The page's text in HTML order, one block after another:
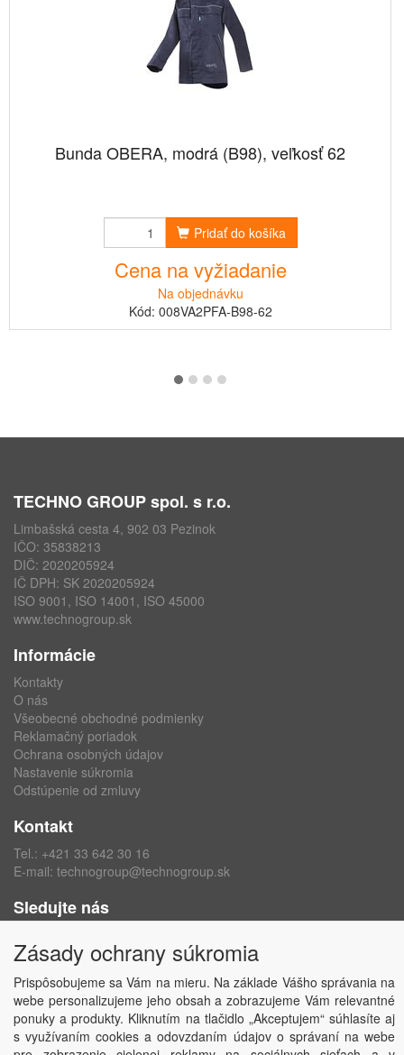
Bunda OBERA, modrá (B98), veľkosť 62
Pridať do košíka
Cena na vyžiadanie
Na objednávku
Kód: 008VA2PFA-B98-62
TECHNO GROUP spol. s r.o.
Limbašská cesta 4, 902 03 Pezinok
IČO: 35838213
DIČ: 2020205924
IČ DPH: SK 2020205924
ISO 9001, ISO 14001, ISO 45000
www.technogroup.sk
Informácie
Kontakty
O nás
Všeobecné obchodné podmienky
Reklamačný poriadok
Ochrana osobných údajov
Nastavenie súkromia
Odstúpenie od zmluvy
Kontakt
Tel.: +421 33 642 30 16
E-mail: technogroup@technogroup.sk
Sledujte nás
Instagram
Copyright © TECHNO GROUP spol. s r.o.2026
Zásady ochrany súkromia
Prispôsobujeme sa Vám na mieru. Na základe Vášho správania na
webe personalizujeme jeho obsah a zobrazujeme Vám relevantné
ponuky a produkty. Kliknutím na tlačidlo „Akceptujem“ súhlasíte aj
s využívaním cookies a odovzdaním údajov o správaní na webe